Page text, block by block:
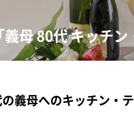
義母 80代 キッチ
義母へのキッチン・